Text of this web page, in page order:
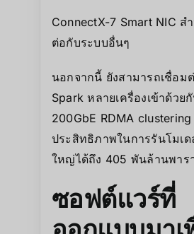
ConnectX-7 Smart NIC ส
ต่อกับระบบอื่นๆ
นอกจากนี้ ยังสามารถเชื่อม
Spark หลายเครื่องเข้าด้วย
200GbE RDMA clustering
ประสิทธิภาพในการรันโมเ
ใหญ่ได้ถึง 405 พันล้านพาร
ซอฟต์แวร์ที่